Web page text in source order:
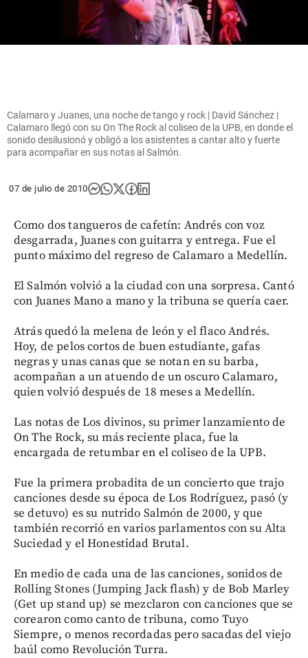
Calamaro y Juanes, una noche de tango y rock | David Sánchez |
Calamaro llegó con su On The Rock al coliseo de la UPB, en donde el
sonido desilusionó y obligó a los asistentes a cantar alto y fuerte
para acompañar en sus notas al Salmón.
07 de julio de 2010
Como dos tangueros de cafetín: Andrés con voz
desgarrada, Juanes con guitarra y entrega. Fue el
punto máximo del regreso de Calamaro a Medellín.
El Salmón volvió a la ciudad con una sorpresa. Cantó
con Juanes Mano a mano y la tribuna se quería caer.
Atrás quedó la melena de león y el flaco Andrés.
Hoy, de pelos cortos de buen estudiante, gafas
negras y unas canas que se notan en su barba,
acompañan a un atuendo de un oscuro Calamaro,
quien volvió después de 18 meses a Medellín.
Las notas de Los divinos, su primer lanzamiento de
On The Rock, su más reciente placa, fue la
encargada de retumbar en el coliseo de la UPB.
Fue la primera probadita de un concierto que trajo
canciones desde su época de Los Rodríguez, pasó (y
se detuvo) es su nutrido Salmón de 2000, y que
también recorrió en varios parlamentos con su Alta
Suciedad y el Honestidad Brutal.
En medio de cada una de las canciones, sonidos de
Rolling Stones (Jumping Jack flash) y de Bob Marley
(Get up stand up) se mezclaron con canciones que se
corearon como canto de tribuna, como Tuyo
Siempre, o menos recordadas pero sacadas del viejo
baúl como Revolución Turra.